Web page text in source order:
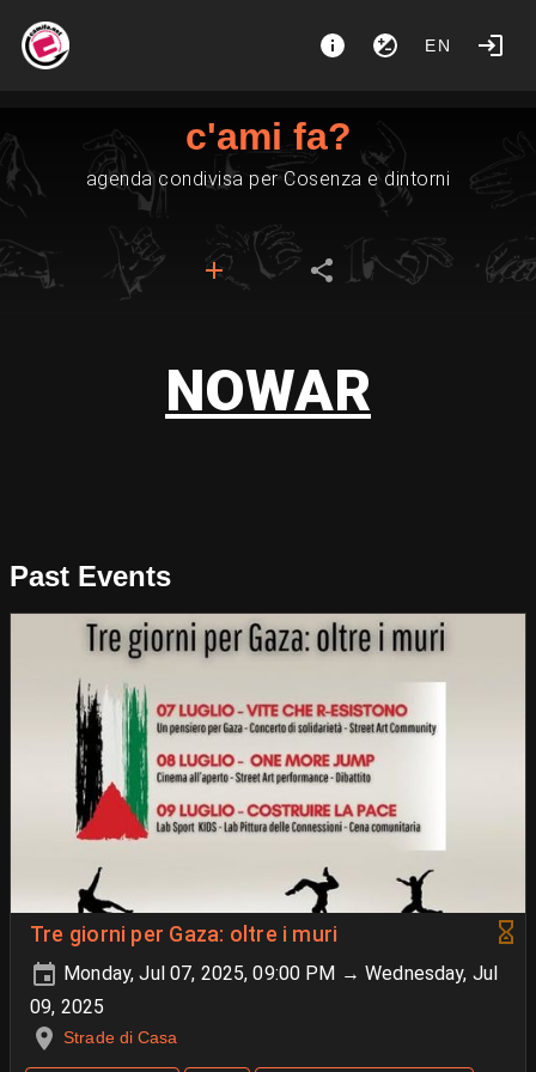
EN
c'ami fa?
agenda condivisa per Cosenza e dintorni
NOWAR
Past Events
Tre giorni per Gaza: oltre i muri
Monday, Jul 07, 2025, 09:00 PM → Wednesday, Jul
09, 2025
Strade di Casa